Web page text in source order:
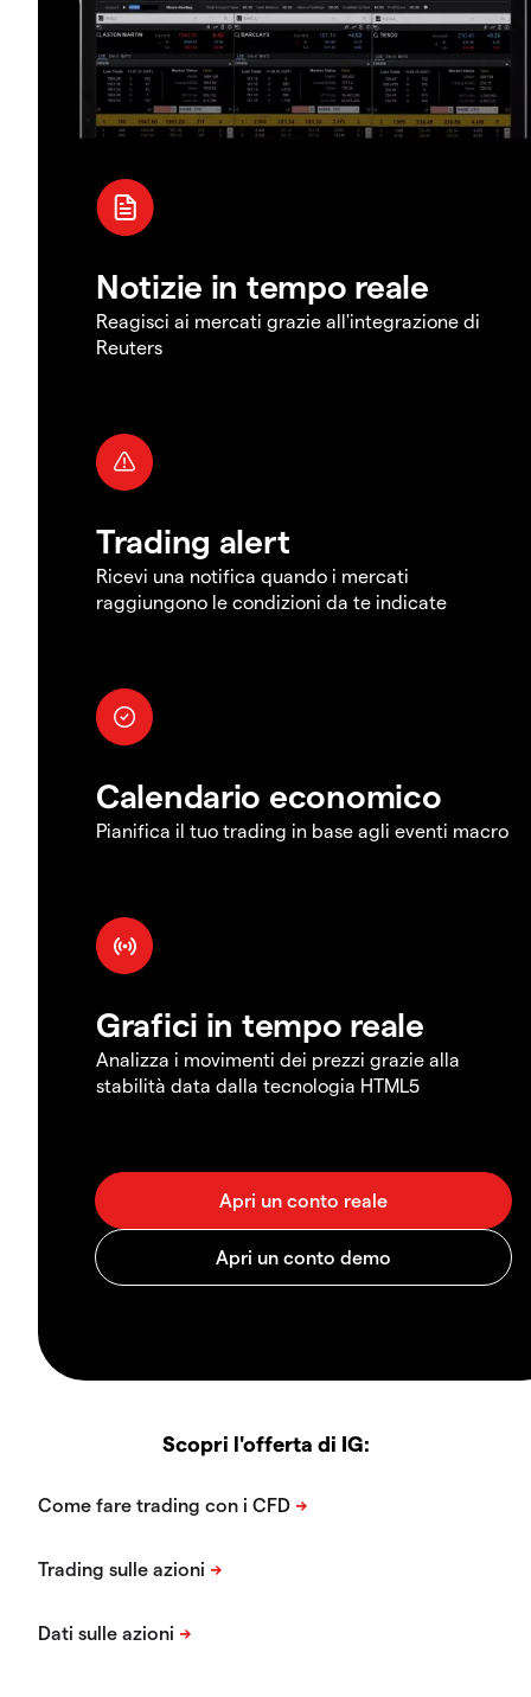
Notizie in tempo reale
Reagisci ai mercati grazie all'integrazione di
Reuters
Trading alert
Ricevi una notifica quando i mercati
raggiungono le condizioni da te indicate
Calendario economico
Pianifica il tuo trading in base agli eventi macro
Grafici in tempo reale
Analizza i movimenti dei prezzi grazie alla
stabilità data dalla tecnologia HTML5
Scopri l'offerta di IG: